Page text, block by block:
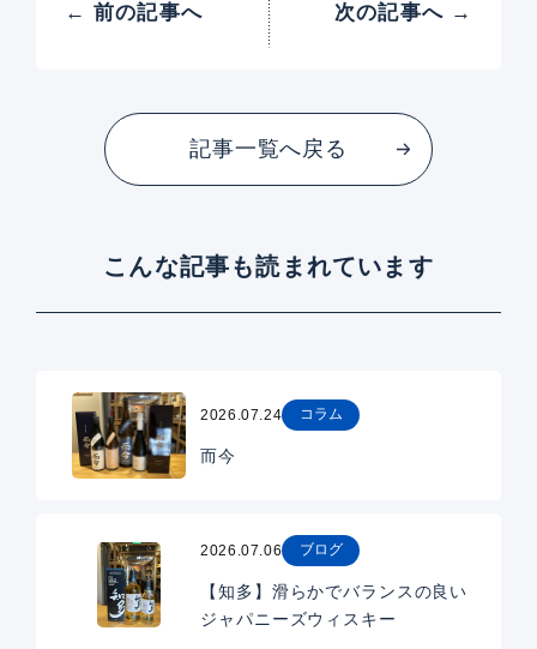
← 前の記事へ 次の記事へ →
記事一覧へ戻る
こんな記事も読まれています
2026.07.24 コラム
而今
2026.07.06 ブログ
【知多】滑らかでバランスの良い
ジャパニーズウィスキー